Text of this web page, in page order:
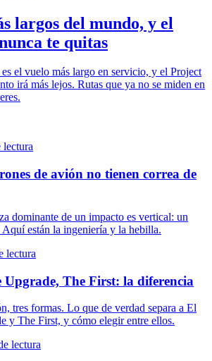
largos del mundo, y el
te quitas
el vuelo más largo en servicio, y el Project
irá más lejos. Rutas que ya no se miden en
lectura
de avión no tienen correa de
dominante de un impacto es vertical: un
están la ingeniería y la hebilla.
lectura
The First: la diferencia
tres formas. Lo que de verdad separa a El
y The First, y cómo elegir entre ellos.
lectura